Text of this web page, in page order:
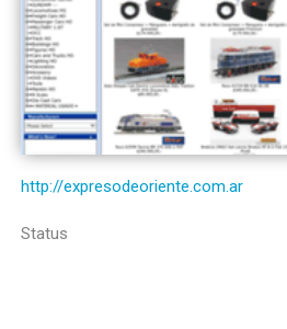
http://expresodeoriente.com.ar
Status